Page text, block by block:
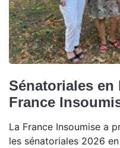
Sénatoriales en
France
La France Insoumise a
les sénatoriales 2026